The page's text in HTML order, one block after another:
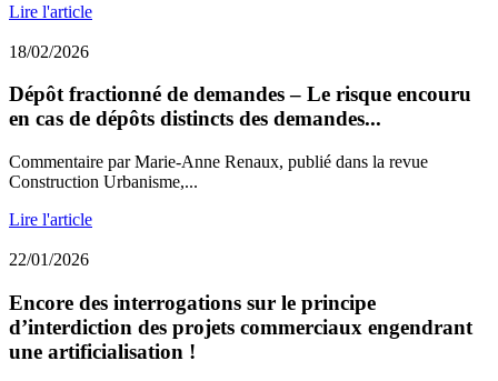
Lire l'article
18/02/2026
Dépôt fractionné de demandes – Le risque encouru
en cas de dépôts distincts des demandes...
Commentaire par Marie-Anne Renaux, publié dans la revue
Construction Urbanisme,...
Lire l'article
22/01/2026
Encore des interrogations sur le principe
d’interdiction des projets commerciaux engendrant
une artificialisation !